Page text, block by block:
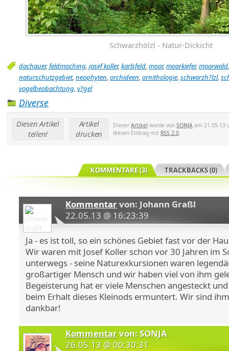
Schwarzhölzl - Natur-Dickicht
dachauer,feldmoching, josef koller,karlsfeld, moor,moorkiefer,moorwald
naturschutzgebiet, neophyten, orchideen, ornithologie, schwarzh?lzl,
vogelbeobachtung, v?gel
Diverse
Diesen Artikel
teilen!
Artikel
drucken
Dieser Artikel wurde von SONJA am 21.05.13
diesen Eintrag mit RSS 2.0.
TRACKBACKS (0)
KOMMENTARE (3)
Kommentarvon: Johann Graßl
22.05.13 @ 16:23:39
Ja - es ist toll, so ein schönes Gebiet fast vor der
Wir waren mit Josef Koller schon vor 30 Jahren im
unterwegs - seine Naturexkursionen waren
großartiger Mensch und wir haben viel von ihm
Begeisterung hat er viele Menschen angesteckt
beim Erhalt dieses Kleinods ermuntert. Wir sind
dankbar!
Kommentarvon: SONJA
26.05.13 @ 00:30:31